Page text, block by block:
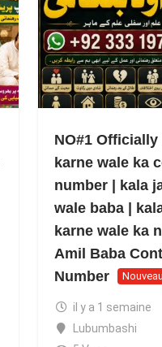
NO#1 Officially
karne wale ka
number | kala
wale baba |
karne wale ka
Amil Baba
Number
Nouveau
il y a 1 semaine
Lubumbashi